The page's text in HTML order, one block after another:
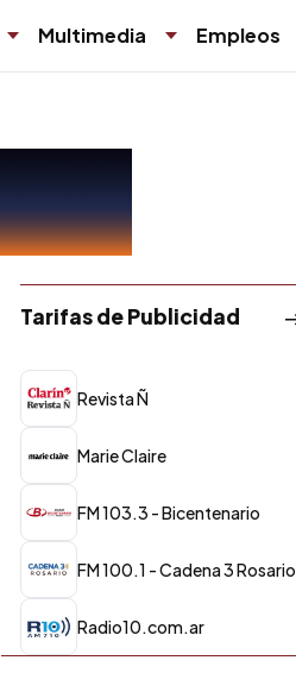
Multimedia Empleos
Tarifas de Publicidad
Revista Ñ
Marie Claire
FM 103.3 - Bicentenario
FM 100.1 - Cadena 3 Rosario
Radio10.com.ar